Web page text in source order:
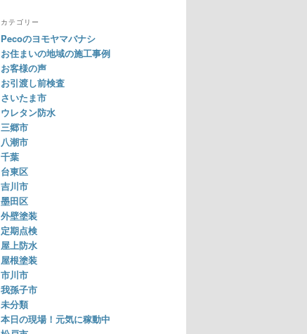
カテゴリー
Pecoのヨモヤマバナシ
お住まいの地域の施工事例
お客様の声
お引渡し前検査
さいたま市
ウレタン防水
三郷市
八潮市
千葉
台東区
吉川市
墨田区
外壁塗装
定期点検
屋上防水
屋根塗装
市川市
我孫子市
未分類
本日の現場！元気に稼動中